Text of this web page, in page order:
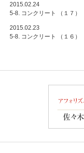
2015.02.24
5-8. コンクリート （１７）
2015.02.23
5-8. コンクリート （１６）